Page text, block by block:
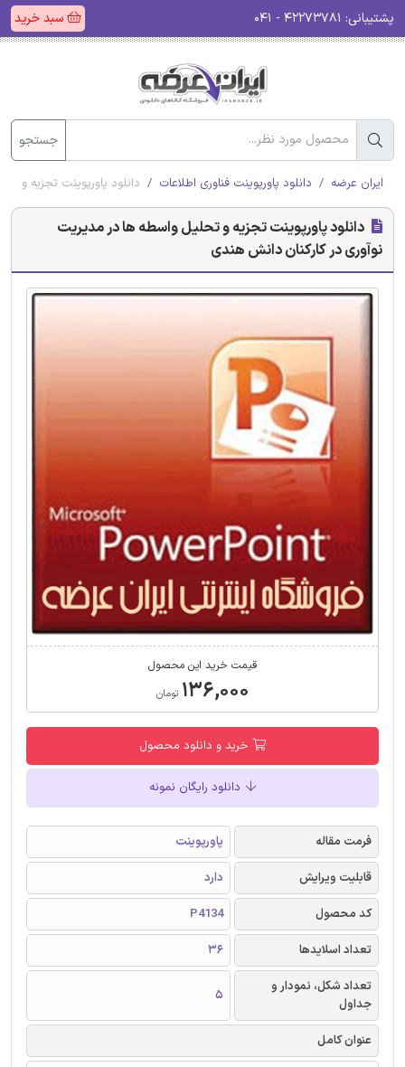
پشتیبانی: سبد خرید
جستجو
ایران عرضه دانلود پاورپوینت فناوری اطلاعات دانلود پاورپوینت تجزیه و
دانلود پاورپوینت تجزیه و تحلیل واسطه‌ ها در مدیریت
نوآوری در کارکنان‌ دانش هندی
قیمت خرید این محصول
۱۳۶,۰۰۰ تومان
خرید و دانلود محصول
دانلود رایگان نمونه
فرمت مقاله
پاورپوینت
قابلیت ویرایش
دارد
کد محصول
P4134
تعداد اسلایدها
36
تعداد شکل، نمودار و
جداول
5
عنوان کامل